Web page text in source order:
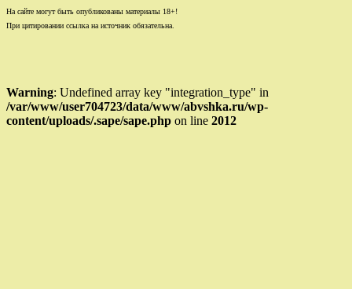
На сайте могут быть опубликованы материалы 18+!
При цитировании ссылка на источник обязательна.
Warning: Undefined array key "integration_type" in
/var/www/user704723/data/www/abvshka.ru/wp-
content/uploads/.sape/sape.php on line 2012